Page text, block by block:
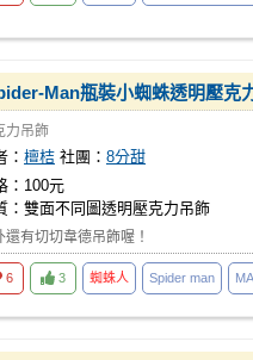
Man瓶裝小蜘蛛透明壓克
力吊飾
： 檀桔 社團： 8分甜
：100元
：雙面不同圖透明壓克力吊飾
還有切切韋德吊飾喔！
6 3 蜘蛛人 Spider man